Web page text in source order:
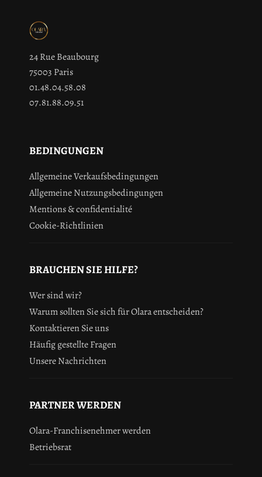
24 Rue Beaubourg
75003 Paris
01.48.04.58.08
07.81.88.09.51
BEDINGUNGEN
Allgemeine Verkaufsbedingungen
Allgemeine Nutzungsbedingungen
Mentions & confidentialité
Cookie-Richtlinien
BRAUCHEN SIE HILFE?
Wer sind wir?
Warum sollten Sie sich für Olara entscheiden?
Kontaktieren Sie uns
Häufig gestellte Fragen
Unsere Nachrichten
PARTNER WERDEN
Olara-Franchisenehmer werden
Betriebsrat